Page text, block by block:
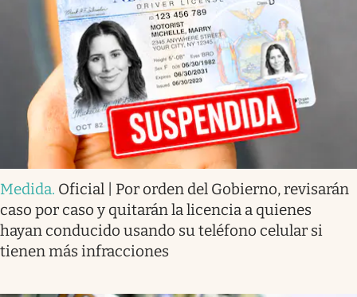
Medida. Oficial | Por orden del Gobierno, revisarán
caso por caso y quitarán la licencia a quienes
hayan conducido usando su teléfono celular si
tienen más infracciones